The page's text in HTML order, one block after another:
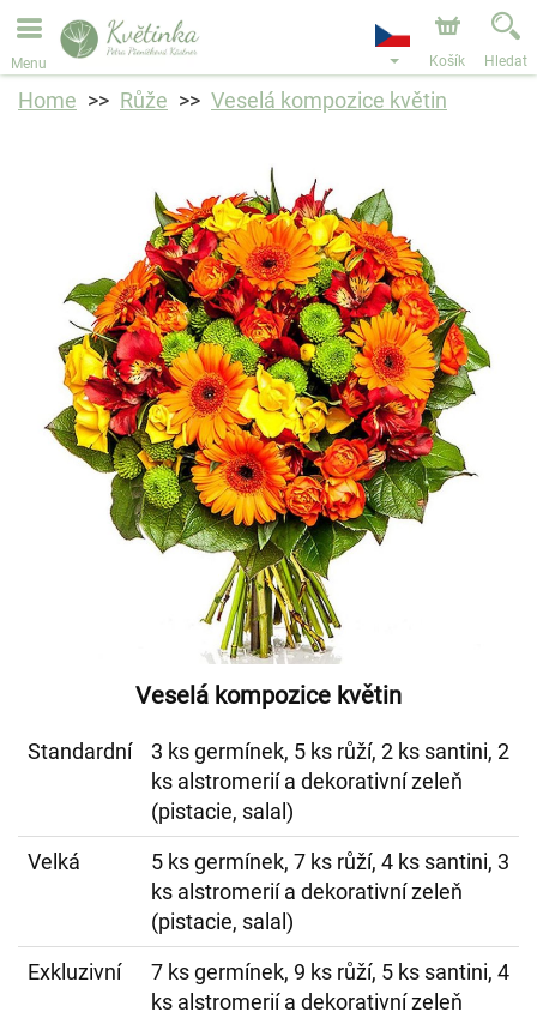
Objednávky přes e-shop přijímáme. Nejbližší možné
doručení je od 11.8.2026 z důvodu dovolené.
Menu Košík Hledat
Home Růže Veselá kompozice květin
Veselá kompozice květin
Standardní
3 ks germínek, 5 ks růží, 2 ks santini, 2
ks alstromerií a dekorativní zeleň
(pistacie, salal)
Velká
5 ks germínek, 7 ks růží, 4 ks santini, 3
ks alstromerií a dekorativní zeleň
(pistacie, salal)
Exkluzivní
7 ks germínek, 9 ks růží, 5 ks santini, 4
ks alstromerií a dekorativní zeleň